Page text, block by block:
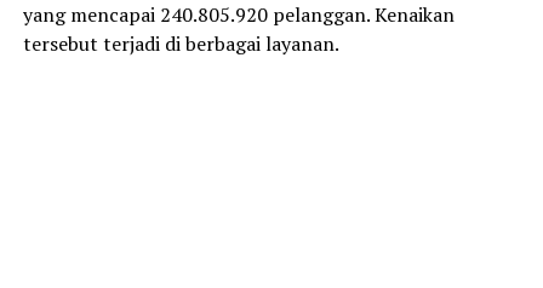
yang mencapai 240.805.920 pelanggan. Kenaikan
tersebut terjadi di berbagai layanan.